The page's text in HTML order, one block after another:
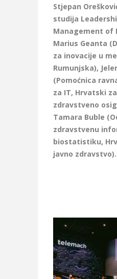
Stjepan
studija
Management of
Marius Geanta
za inovacije u
Rumunjska),
(Pomoćnica
za IT, Hrvatski
zdravstveno
Tamara Buble
zdravstvenu
biostatistiku,
javno zdravstvo).